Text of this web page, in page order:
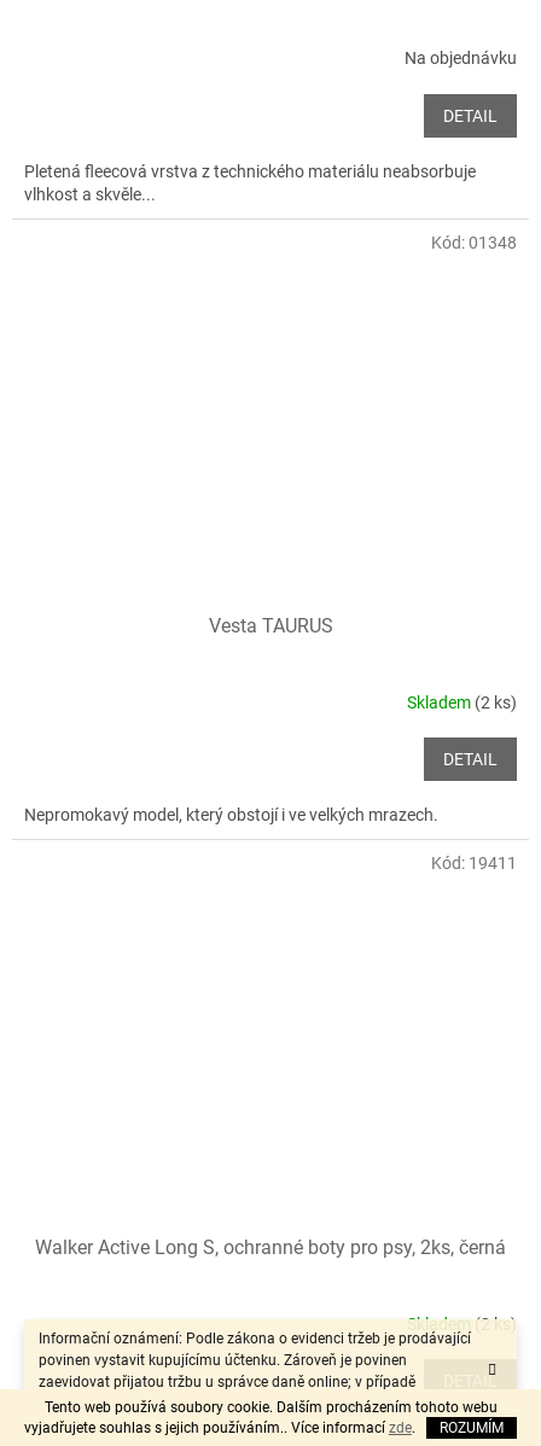
Tento web používá soubory cookie. Dalším procházením tohoto webu
vyjadřujete souhlas s jejich používáním.. Více informací zde. ROZUMÍM
Informační oznámení: Podle zákona o evidenci tržeb je prodávající
povinen vystavit kupujícímu účtenku. Zároveň je povinen
zaevidovat přijatou tržbu u správce daně online; v případě
technického výpadku pak nejpozději do 48 hodin.“
Na objednávku
DETAIL
Pletená fleecová vrstva z technického materiálu neabsorbuje
vlhkost a skvěle...
Vesta TAURUS
Skladem (2 ks)
DETAIL
Nepromokavý model, který obstojí i ve velkých mrazech.
Kód:01348
Walker Active Long S, ochranné boty pro psy, 2ks, černá
Skladem(2 ks)
DETAIL
Walker Active Long S, ochranné boty pro psy
Kód: 19411